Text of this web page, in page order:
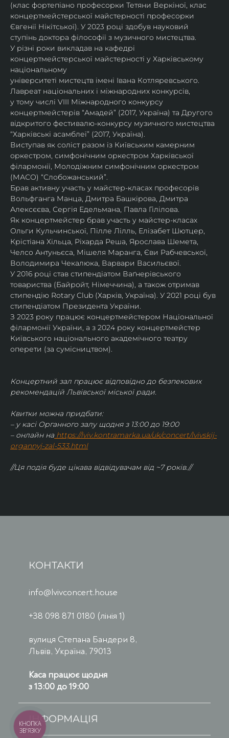
(клас фортепіано професорки Тетяни Веркіної, клас
концертмейстерської майстерності професорки
Євгенії Нікітської). У 2023 році здобув науковий
ступінь доктора філософії з музичного мистецтва.
У різні роки викладав на кафедрі
концертмейстерської майстерності у Харківському
національному
університеті мистецтв імені Івана Котляревського.
Лавреат національних і міжнародних конкурсів,
у тому числі VIII Міжнародного конкурсу
концертмейстерів “Амадей” (2017, Україна) та Другого
відкритого фестивалю-конкурсу музичного мистецтва
“Харківські асамблеї” (2017, Україна).
Виступав як соліст разом із Київським камерним
оркестром, симфонічним оркестром Харківської
філармонії, Молодіжним симфонічним оркестром
(МАСО) “Слобожанський”.
Брав активну участь у майстер-класах професорів
Вольфганга Манца, Дмитра Башкірова, Дмитра
Алексєєва, Сергія Едельмана, Павла Гілілова.
Як концертмейстер брав участь у майстер-класах
Ольги Кульчинської, Пілле Лілль, Елізабет Шютцер,
Крістіана Хільца, Ріхарда Реша, Ярослава Шемета,
Челсо Антуньєса, Мішеля Маранга, Єви Рабчевської,
Володимира Чекалюка, Варвари Васильєвої.
У 2016 році став стипендіатом Ваґнерівського
товариства (Байройт, Німеччина), а також отримав
стипендію Rotary Club (Харків, Україна). У 2021 році був
стипендіатом Президента України.
З 2023 року працює концертмейстером Національної
філармонії України, а з 2024 року концертмейстер
Київського національного академічного театру
оперети (за сумісництвом).
Концертний зал працює відповідно до безпекових
рекомендацій Львівської міської ради.
Квитки можна придбати:
– у касі Органного залу щодня з 13:00 до 19:00
– онлайн на https://lviv.kontramarka.ua/uk/concert/lvivskij-
organnyj-zal-533.html
//Ця подія буде цікава відвідувачам від ~7 років.//
КОНТАКТИ
info@lvivconcert.house
+38 098 871 0180 (лінія 1)
вулиця Степана Бандери 8,
Львів, Україна, 79013
Каса працює щодня
з 13:00 до 19:00
ІНФОРМАЦІЯ
КНОПКА
ЗВ'ЯЗКУ